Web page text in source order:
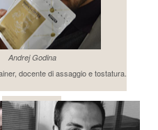
Andrej Godina
docente di assaggio e tostatura.